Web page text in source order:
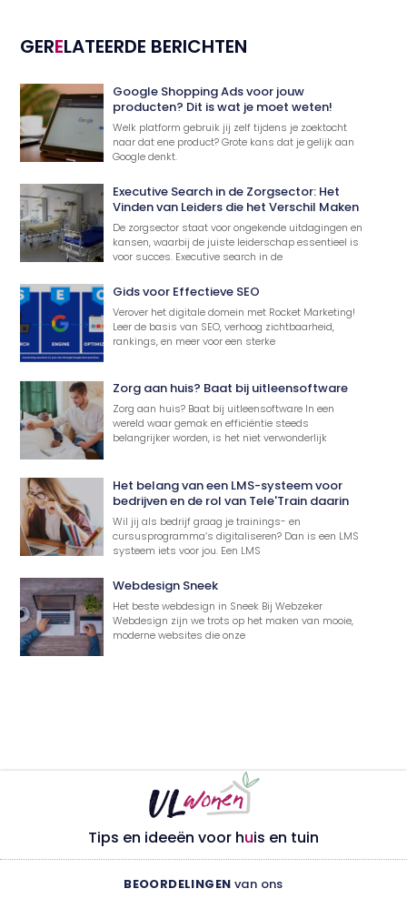
GERELATEERDE BERICHTEN
Google Shopping Ads voor jouw
producten? Dit is wat je moet weten!
Welk platform gebruik jij zelf tijdens je zoektocht
naar dat ene product? Grote kans dat je gelijk aan
Google denkt.
Executive Search in de Zorgsector: Het
Vinden van Leiders die het Verschil Maken
De zorgsector staat voor ongekende uitdagingen en
kansen, waarbij de juiste leiderschap essentieel is
voor succes. Executive search in de
Gids voor Effectieve SEO
Verover het digitale domein met Rocket Marketing!
Leer de basis van SEO, verhoog zichtbaarheid,
rankings, en meer voor een sterke
Zorg aan huis? Baat bij uitleensoftware
Zorg aan huis? Baat bij uitleensoftware In een
wereld waar gemak en efficiëntie steeds
belangrijker worden, is het niet verwonderlijk
Het belang van een LMS-systeem voor
bedrijven en de rol van Tele'Train daarin
Wil jij als bedrijf graag je trainings- en
cursusprogramma’s digitaliseren? Dan is een LMS
systeem iets voor jou. Een LMS
Webdesign Sneek
Het beste webdesign in Sneek Bij Webzeker
Webdesign zijn we trots op het maken van mooie,
moderne websites die onze
Tips en ideeën voor huis en tuin
BEOORDELINGEN van ons